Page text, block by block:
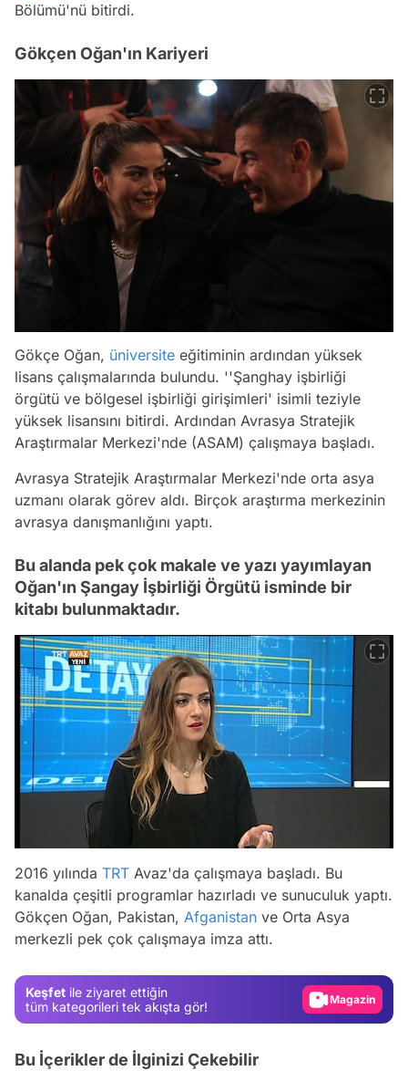
Bölümü'nü bitirdi.
Gökçen Oğan'ın Kariyeri
Gökçe Oğan, üniversite eğitiminin ardından yüksek
lisans çalışmalarında bulundu. ''Şanghay işbirliği
örgütü ve bölgesel işbirliği girişimleri' isimli teziyle
yüksek lisansını bitirdi. Ardından Avrasya Stratejik
Araştırmalar Merkezi'nde (ASAM) çalışmaya başladı.
Avrasya Stratejik Araştırmalar Merkezi'nde orta asya
uzmanı olarak görev aldı. Birçok araştırma merkezinin
avrasya danışmanlığını yaptı.
Bu alanda pek çok makale ve yazı yayımlayan
Oğan'ın Şangay İşbirliği Örgütü isminde bir
kitabı bulunmaktadır.
2016 yılında TRT Avaz'da çalışmaya başladı. Bu
kanalda çeşitli programlar hazırladı ve sunuculuk yaptı.
Gökçen Oğan, Pakistan, Afganistan ve Orta Asya
merkezli pek çok çalışmaya imza attı.
Keşfet ile ziyaret ettiğin
tüm kategorileri tek akışta gör!
Video
Magazin
Bu İçerikler de İlginizi Çekebilir